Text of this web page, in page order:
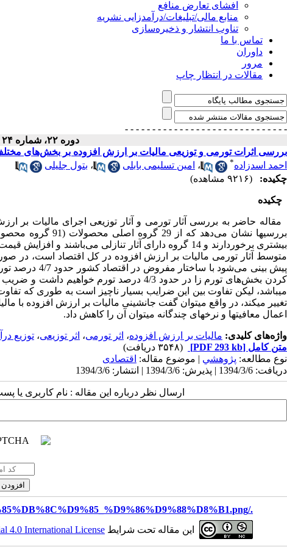
افشای تعارض منافع
منابع مالی/تبلیغات/درآمدزایی نشریه
تناوب انتشار و ذخیره‌سازی
تماس با ما
داوران
مرور
مقالات در انتظار چاپ
- - - - - - - - - - - - - - -
- - - - - - - - - - - - - - -
دوره ۲۲، شماره ۲۴ - ( ۱۳۹۳ )
بررسی اثرات تورمی و توزیعی مالیات بر ارزش افزوده بر بخش‌های
احمد اسدزاده* ، امین تسلیمی بابلی ، بتول جلیلی
چکیده:
(۹۲۱۶ مشاهده)
چکیده
مقاله حاضر به بررسی آثار تورمی و آثار توزیعی اجرای مالیات بر
بیشتری برخوردارند و 14 گروه دارای آثار تنازلی
متوسط آثار تورمی مالیات بر ارزش افزوده در کل اقتصاد است، در
پیش بینی
کردن بخش‌های تورم زا در حدود 4/3 درصد تورم
تغییر می­کند، در واقع می­توان گفت جانشینی مالیات بر ارزش افزوده با
اعمال معافیت­ها و نرخ­های چندگانه می­توان آن را کاهش داد.
واژه‌های کلیدی: مالیات بر ارزش افزوده، اثر تورمی، اثر توزیعی، توزیع
متن کامل [PDF 293 kb]
(۳۵۴۸ دریافت)
نوع مطالعه: پژوهشي | موضوع مقاله: اقتصادی
دریافت: 1394/3/6 | پذیرش: 1394/3/6 | انتشار: 1394/3/6
ارسال نظر درباره این مقاله : نام کاربری یا
./files/site1/images/%D8%B3%D9%85%DB%8C%D9%85_%D9%86%D9%88%D8%B1.png
این مقاله تحت شرایط 4.0 International License